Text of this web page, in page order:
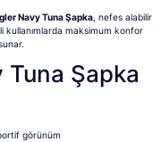
Navy Tuna Şapka , nefes alabilir
kullanımlarda maksimum konfor
Tuna Şapka
görünüm